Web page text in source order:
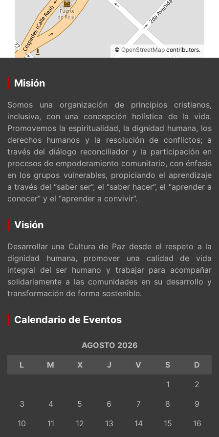
© OpenStreetMap contributors.
Misión
Somos una organización de principios cristianos,
inclusiva, con una concepción holística de la vida.
Promovemos la espiritualidad, la dignidad humana, los
derechos humanos y la resolución de conflictos; a
través del diálogo reconciliador y la participación en
procesos de empoderamiento comunitario, con énfasis
en los grupos vulnerables, propiciando el aprendizaje
a través del “saber ser”, el “saber hacer”, el “aprender a
conocer” y el “aprender a convivir”.
Visión
Desarrollar una Cultura de Paz desde el respeto a la
dignidad humana, promover una calidad de vida
integral del ser humano y trabajar para acompañar
solidariamente a las comunidades en su desarrollo y
transformación de forma sostenible.
Calendario de Eventos
AGOSTO 2026
L
M X J V S
D
1
2
3
4 5 6 7 8
9
10
11 12 13 14 15
16